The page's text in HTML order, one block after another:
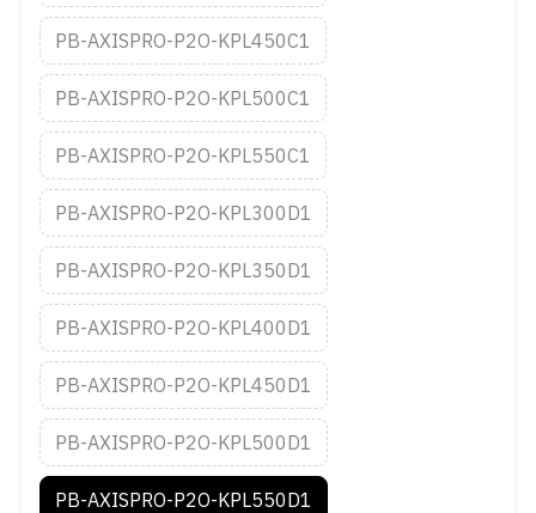
PB-AXISPRO-P2O-KPL450C1
PB-AXISPRO-P2O-KPL500C1
PB-AXISPRO-P2O-KPL550C1
PB-AXISPRO-P2O-KPL300D1
PB-AXISPRO-P2O-KPL350D1
PB-AXISPRO-P2O-KPL400D1
PB-AXISPRO-P2O-KPL450D1
PB-AXISPRO-P2O-KPL500D1
PB-AXISPRO-P2O-KPL550D1